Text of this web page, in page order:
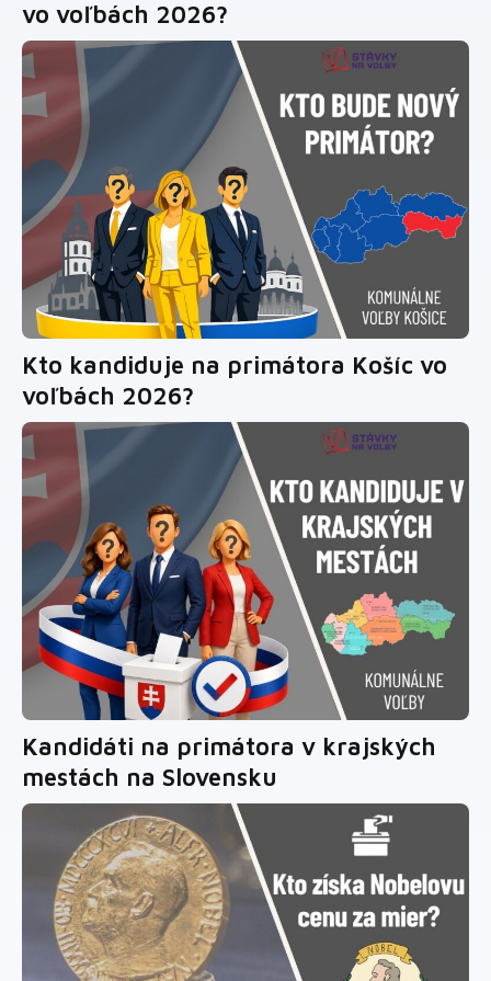
vo voľbách 2026?
Kto kandiduje na primátora Košíc vo
voľbách 2026?
Kandidáti na primátora v krajských
mestách na Slovensku